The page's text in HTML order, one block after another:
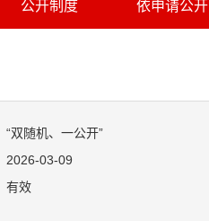
公开制度 依申请公开
“双随机、一公开”
2026-03-09
有效